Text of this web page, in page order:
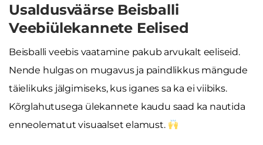
Usaldusväärse Beisballi
Veebiülekannete Eelised
Beisballi veebis vaatamine pakub arvukalt eeliseid.
Nende hulgas on mugavus ja paindlikkus mängude
täielikuks jälgimiseks, kus iganes sa ka ei viibiks.
Kõrglahutusega ülekannete kaudu saad ka nautida
enneolematut visuaalset elamust.